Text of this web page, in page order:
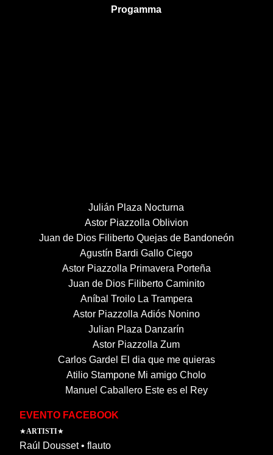
Progamma
Julián Plaza Nocturna
Astor Piazzolla Oblivion
Juan de Dios Filiberto Quejas de Bandoneón
Agustín Bardi Gallo Ciego
Astor Piazzolla Primavera Porteña
Juan de Dios Filiberto Caminito
Aníbal Troilo La Trampera
Astor Piazzolla Adiós Nonino
Julian Plaza Danzarín
Astor Piazzolla Zum
Carlos Gardel El dia que me quieras
Atilio Stampone Mi amigo Cholo
Manuel Caballero Este es el Rey
EVENTO FACEBOOK
★ARTISTI★
Raúl Dousset • flauto